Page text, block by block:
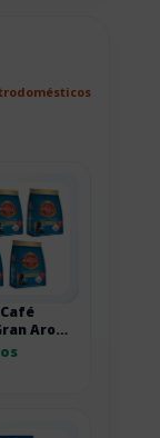
Aroma
pack